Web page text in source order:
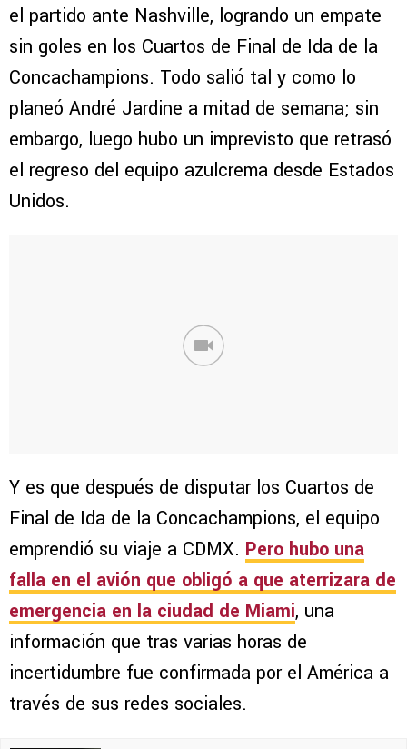
el partido ante Nashville, logrando un empate
sin goles en los Cuartos de Final de Ida de la
Concachampions. Todo salió tal y como lo
planeó André Jardine a mitad de semana; sin
embargo, luego hubo un imprevisto que retrasó
el regreso del equipo azulcrema desde Estados
Unidos.
Y es que después de disputar los Cuartos de
Final de Ida de la Concachampions, el equipo
emprendió su viaje a CDMX. Pero hubo una
falla en el avión que obligó a que aterrizara de
emergencia en la ciudad de Miami, una
información que tras varias horas de
incertidumbre fue confirmada por el América a
través de sus redes sociales.